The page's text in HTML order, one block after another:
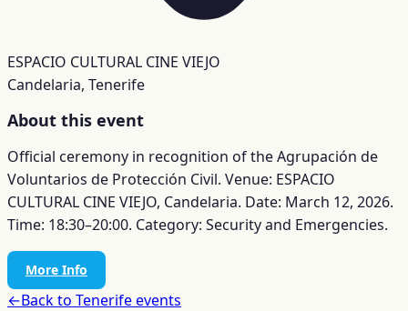
ESPACIO CULTURAL CINE VIEJO
Candelaria, Tenerife
About this event
Official ceremony in recognition of the Agrupación de
Voluntarios de Protección Civil. Venue: ESPACIO
CULTURAL CINE VIEJO, Candelaria. Date: March 12, 2026.
Time: 18:30–20:00. Category: Security and Emergencies.
More Info
←Back to Tenerifeevents